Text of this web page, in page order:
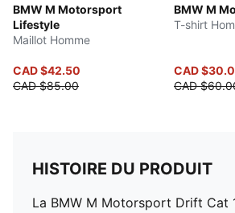
BMW M Motorsport
Lifestyle
Maillot Homme
CAD $42.50
CAD $85.00
BMW M
T-shirt
CAD
CAD
HISTOIRE DU PRODUIT
La BMW M Motorsport Drift Cat